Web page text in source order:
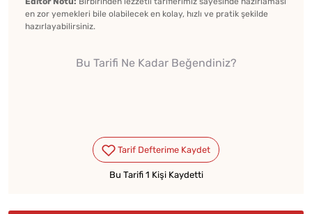
en zor yemekleri bile olabilecek en kolay, hızlı ve pratik şekilde
hazırlayabilirsiniz.
Bu Tarifi Ne Kadar Beğendiniz?
Bu Tarifi 1 Kişi Kaydetti